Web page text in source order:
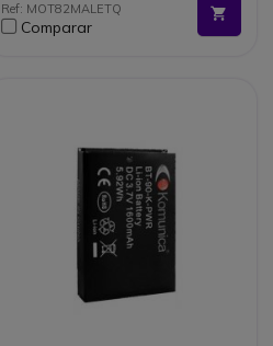
T40, T41 y T42 series
T50
Ref: MOT82MALETQ
Comparar